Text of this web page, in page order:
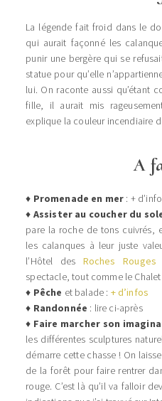
La légende fait froid dans le
qui aurait façonné les
punir une bergère qui se
statue pour qu’elle
lui. On raconte aussi qu’étant
fille, il aurait mis
explique la couleur incendiaire
A
♦ Promenade en mer : +
♦ Assister au coucher du
pare la roche de tons cuivrés,
les calanques à leur juste
l’Hôtel des Roches Rouges
spectacle, tout comme le Chalet
♦ Pêche et balade : + d’infos
♦ Randonnée : lire ci-après
♦ Faire marcher son
les différentes sculptures
démarre cette chasse ! On
de la forêt pour faire rentrer
rouge. C’est là qu’il va falloir